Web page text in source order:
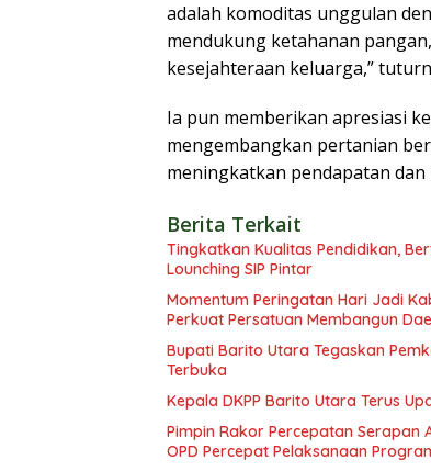
adalah komoditas unggulan
mendukung ketahanan
kesejahteraan keluarga,”
Ia pun memberikan apresiasi
mengembangkan pertanian
meningkatkan pendapatan
Berita Terkait
Tingkatkan Kualitas Pendidikan,
Lounching SIP Pintar
Momentum Peringatan Hari Jadi
Perkuat Persatuan Membangun
Bupati Barito Utara Tegaskan
Terbuka
Kepala DKPP Barito Utara Terus
Pimpin Rakor Percepatan Serapan
OPD Percepat Pelaksanaan